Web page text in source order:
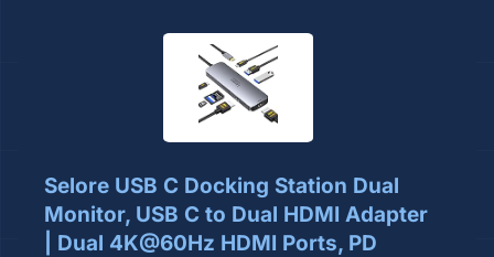
Selore USB C Docking Station Dual
Monitor, USB C to Dual HDMI Adapter
| Dual 4K@60Hz HDMI Ports, PD